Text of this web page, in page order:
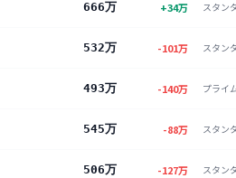
666万 +34万 スタン
532万 -101万 スタン
493万 -140万 プライ
545万 -88万 スタン
506万 -127万 スタン